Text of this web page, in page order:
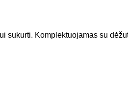
sukurti. Komplektuojamas su